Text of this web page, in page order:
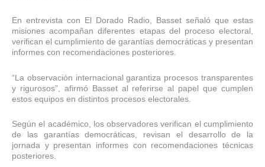
En entrevista con El Dorado Radio, Basset señaló que estas
misiones acompañan diferentes etapas del proceso electoral,
verifican el cumplimiento de garantías democráticas y presentan
informes con recomendaciones posteriores.
“La observación internacional garantiza procesos transparentes
y rigurosos”, afirmó Basset al referirse al papel que cumplen
estos equipos en distintos procesos electorales.
Según el académico, los observadores verifican el cumplimiento
de las garantías democráticas, revisan el desarrollo de la
jornada y presentan informes con recomendaciones técnicas
posteriores.